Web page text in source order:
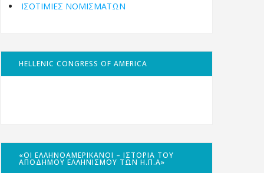
ΙΣΟΤΙΜΙΕΣ ΝΟΜΙΣΜΑΤΩΝ
HELLENIC CONGRESS OF AMERICA
«ΟΙ ΕΛΛΗΝΟΑΜΕΡΙΚΑΝΟΊ – ΙΣΤΟΡΊΑ ΤΟΥ
ΑΠΌΔΗΜΟΥ ΕΛΛΗΝΙΣΜΟΎ ΤΩΝ Η.Π.Α»